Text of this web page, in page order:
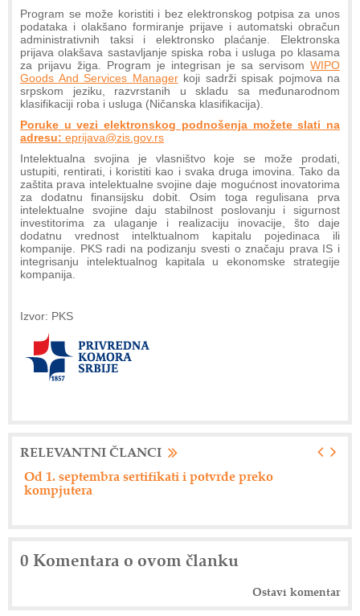
Program se može koristiti i bez elektronskog potpisa za unos
podataka i olakšano formiranje prijave i automatski obračun
administrativnih taksi i elektronsko plaćanje. Elektronska
prijava olakšava sastavljanje spiska roba i usluga po klasama
za prijavu žiga. Program je integrisan je sa servisom WIPO
Goods And Services Managerkoji sadrži spisak pojmova na
srpskom jeziku, razvrstanih u skladu sa međunarodnom
klasifikaciji roba i usluga (Ničanska klasifikacija).
Poruke u vezi elektronskog podnošenja možete slati na
adresu: eprijava@zis.gov.rs
Intelektualna svojina je vlasništvo koje se može prodati,
ustupiti, rentirati, i koristiti kao i svaka druga imovina. Tako da
zaštita prava intelektualne svojine daje mogućnost inovatorima
za dodatnu finansijsku dobit. Osim toga regulisana prva
intelektualne svojine daju stabilnost poslovanju i sigurnost
investitorima za ulaganje i realizaciju inovacije, što daje
dodatnu vrednost intelktualnom kapitalu pojedinaca ili
kompanije. PKS radi na podizanju svesti o značaju prava IS i
integrisanju intelektualnog kapitala u ekonomske strategije
kompanija.
Izvor: PKS
RELEVANTNI ČLANCI
Nemački "Eberspacher" održao dan dobavljača
0 Komentara o ovom članku
Ostavi komentar